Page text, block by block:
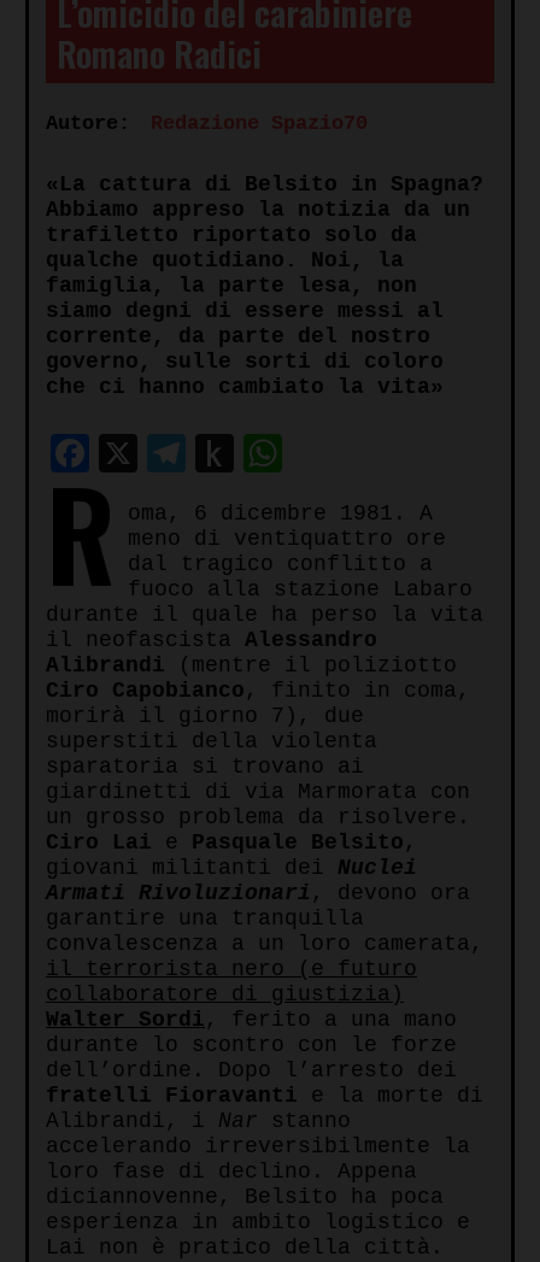
L’omicidio del carabiniere
Romano Radici
Autore: Redazione Spazio70
«La cattura di Belsito in Spagna?
Abbiamo appreso la notizia da un
trafiletto riportato solo da
qualche quotidiano. Noi, la
famiglia, la parte lesa, non
siamo degni di essere messi al
corrente, da parte del nostro
governo, sulle sorti di coloro
che ci hanno cambiato la vita»
Facebook
X Telegram
Push
Kindle
R oma, 6 dicembre 1981. A
meno di ventiquattro ore
dal tragico conflitto a
fuoco alla stazione Labaro
durante il quale ha perso la vita
il neofascista Alessandro
Alibrandi (mentre il poliziotto
Ciro Capobianco , finito in coma,
morirà il giorno 7), due
superstiti della violenta
sparatoria si trovano ai
giardinetti di via Marmorata con
un grosso problema da risolvere.
Ciro Lai e Pasquale Belsito ,
giovani militanti dei Nuclei
Armati Rivoluzionari , devono ora
garantire una tranquilla
convalescenza a un loro camerata,
il terrorista nero (e futuro
collaboratore di giustizia)
Walter Sordi , ferito a una mano
durante lo scontro con le forze
dell’ordine. Dopo l’arresto dei
fratelli Fioravanti e la morte di
Alibrandi, i Nar stanno
accelerando irreversibilmente la
loro fase di declino. Appena
diciannovenne, Belsito ha poca
esperienza in ambito logistico e
Lai non è pratico della città.